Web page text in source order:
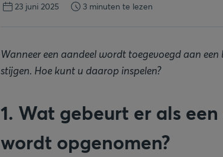
23 juni 2025 3 minuten te lezen
Wanneer een aandeel wordt toegevoegd aan
stijgen. Hoe kunt u daarop inspelen?
1. Wat gebeurt er als
wordt opgenomen?